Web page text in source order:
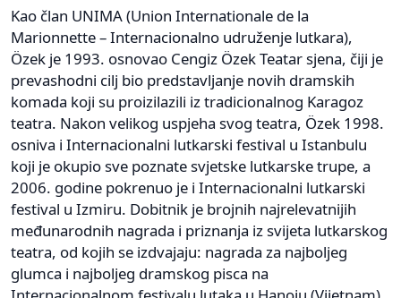
Kao član UNIMA (Union Internationale de la
Marionnette – Internacionalno udruženje lutkara),
Özek je 1993. osnovao Cengiz Özek Teatar sjena, čiji je
prevashodni cilj bio predstavljanje novih dramskih
komada koji su proizilazili iz tradicionalnog Karagoz
teatra. Nakon velikog uspjeha svog teatra, Özek 1998.
osniva i Internacionalni lutkarski festival u Istanbulu
koji je okupio sve poznate svjetske lutkarske trupe, a
2006. godine pokrenuo je i Internacionalni lutkarski
festival u Izmiru. Dobitnik je brojnih najrelevatnijih
međunarodnih nagrada i priznanja iz svijeta lutkarskog
teatra, od kojih se izdvajaju: nagrada za najboljeg
glumca i najboljeg dramskog pisca na